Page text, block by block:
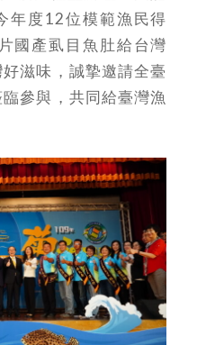
年度12位模範漁民得
國產虱目魚肚給台灣
滋味，誠摯邀請全臺
參與，共同給臺灣漁